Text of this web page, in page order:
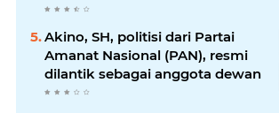
extasi, dan Amankan 21 Orang
Tersangka
Akino, SH, politisi dari Partai
Amanat Nasional (PAN), resmi
dilantik sebagai anggota dewan